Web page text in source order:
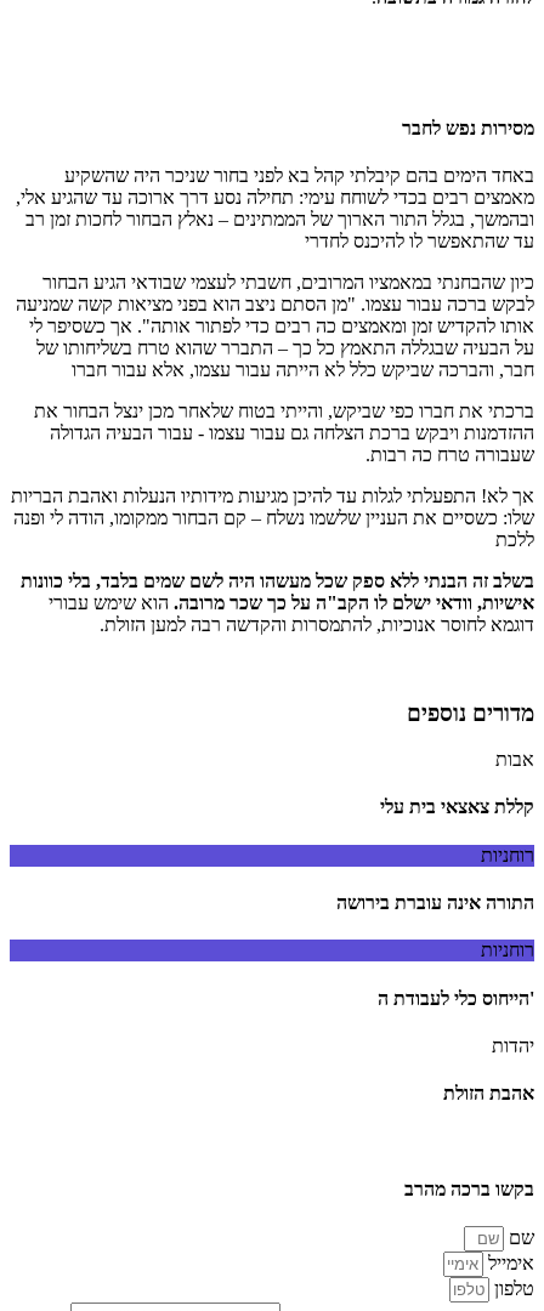
מסירות נפש לחבר
באחד הימים בהם קיבלתי קהל בא לפני בחור שניכר היה שהשקיע
מאמצים רבים בכדי לשוחח עימי: תחילה נסע דרך ארוכה עד שהגיע אלי,
ובהמשך, בגלל התור הארוך של הממתינים – נאלץ הבחור לחכות זמן רב
עד שהתאפשר לו להיכנס לחדרי
כיון שהבחנתי במאמציו המרובים, חשבתי לעצמי שבודאי הגיע הבחור
לבקש ברכה עבור עצמו. "מן הסתם ניצב הוא בפני מציאות קשה שמניעה
אותו להקדיש זמן ומאמצים כה רבים כדי לפתור אותה". אך כשסיפר לי
על הבעיה שבגללה התאמץ כל כך – התברר שהוא טרח בשליחותו של
חבר, והברכה שביקש כלל לא הייתה עבור עצמו, אלא עבור חברו
ברכתי את חברו כפי שביקש, והייתי בטוח שלאחר מכן ינצל הבחור את
ההזדמנות ויבקש ברכת הצלחה גם עבור עצמו - עבור הבעיה הגדולה
שעבורה טרח כה רבות.
אך לא! התפעלתי לגלות עד להיכן מגיעות מידותיו הנעלות ואהבת הבריות
שלו: כשסיים את העניין שלשמו נשלח – קם הבחור ממקומו, הודה לי ופנה
ללכת
בשלב זה הבנתי ללא ספק שכל מעשהו היה לשם שמים בלבד, בלי כוונות
אישיות, וודאי ישלם לו הקב"ה על כך שכר מרובה. הוא שימש עבורי
דוגמא לחוסר אנוכיות, להתמסרות והקדשה רבה למען הזולת.
מדורים נוספים
אבות
קללת צאצאי בית עלי
רוחניות
התורה אינה עוברת בירושה
רוחניות
'הייחוס כלי לעבודת ה
יהדות
אהבת הזולת
בקשו ברכה מהרב
שם
אימייל
טלפון